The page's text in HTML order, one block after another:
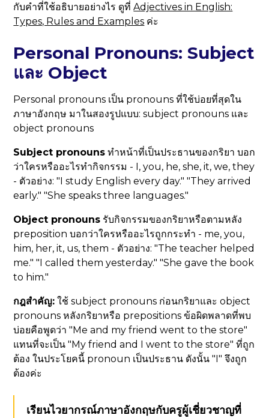
กับคำที่ใช้อธิบายอย่างไร ดูที่Adjectives in English:
Types, Rules and Examples ค่ะ
Personal Pronouns: Subject
และ Object
Personal pronouns เป็น pronouns ที่ใช้บ่อยที่สุดใน
ภาษาอังกฤษ มาในสองรูปแบบ: subject pronouns และ
object pronouns
Subject pronouns ทำหน้าที่เป็นประธานของกริยา บอก
ว่าใครหรืออะไรทำกิจกรรม - I, you, he, she, it, we, they
- ตัวอย่าง: "I study English every day." "They arrived
early." "She speaks three languages."
Object pronouns รับกิจกรรมของกริยาหรือตามหลัง
preposition บอกว่าใครหรืออะไรถูกกระทำ - me, you,
him, her, it, us, them - ตัวอย่าง: "The teacher helped
me." "I called them yesterday." "She gave the book
to him."
กฎสำคัญ: ใช้ subject pronouns ก่อนกริยาและ object
pronouns หลังกริยาหรือ prepositions ข้อผิดพลาดที่พบ
บ่อยคือพูดว่า "Me and my friend went to the store"
แทนที่จะเป็น "My friend and I went to the store" ที่ถูก
ต้อง ในประโยคนี้ pronoun เป็นประธาน ดังนั้น "I" จึงถูก
ต้องค่ะ
เรียนไวยากรณ์ภาษาอังกฤษกับครูผู้เชี่ยวชาญที่